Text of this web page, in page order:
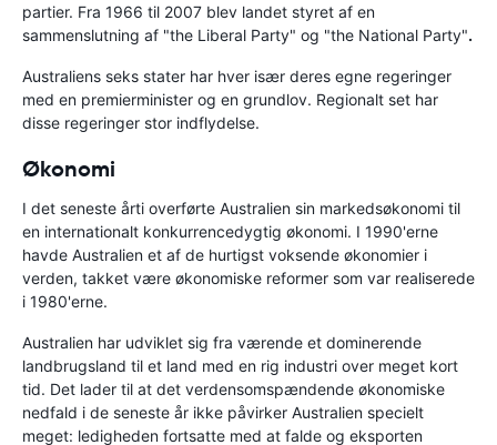
partier. Fra 1966 til 2007 blev landet styret af en
sammenslutning af "the Liberal Party" og "the National Party".
Australiens seks stater har hver især deres egne regeringer
med en premierminister og en grundlov. Regionalt set har
disse regeringer stor indflydelse.
Økonomi
I det seneste årti overførte Australien sin markedsøkonomi til
en internationalt konkurrencedygtig økonomi. I 1990'erne
havde Australien et af de hurtigst voksende økonomier i
verden, takket være økonomiske reformer som var realiserede
i 1980'erne.
Australien har udviklet sig fra værende et dominerende
landbrugsland til et land med en rig industri over meget kort
tid. Det lader til at det verdensomspændende økonomiske
nedfald i de seneste år ikke påvirker Australien specielt
meget: ledigheden fortsatte med at falde og eksporten